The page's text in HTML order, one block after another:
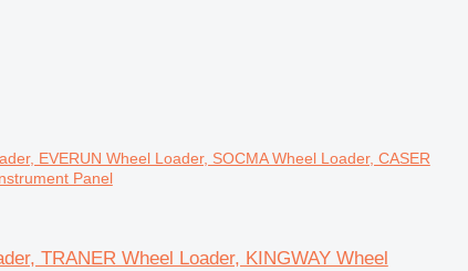
EVERUN Wheel Loader, SOCMA Wheel Loader, CASER
Panel
TRANER Wheel Loader, KINGWAY Wheel